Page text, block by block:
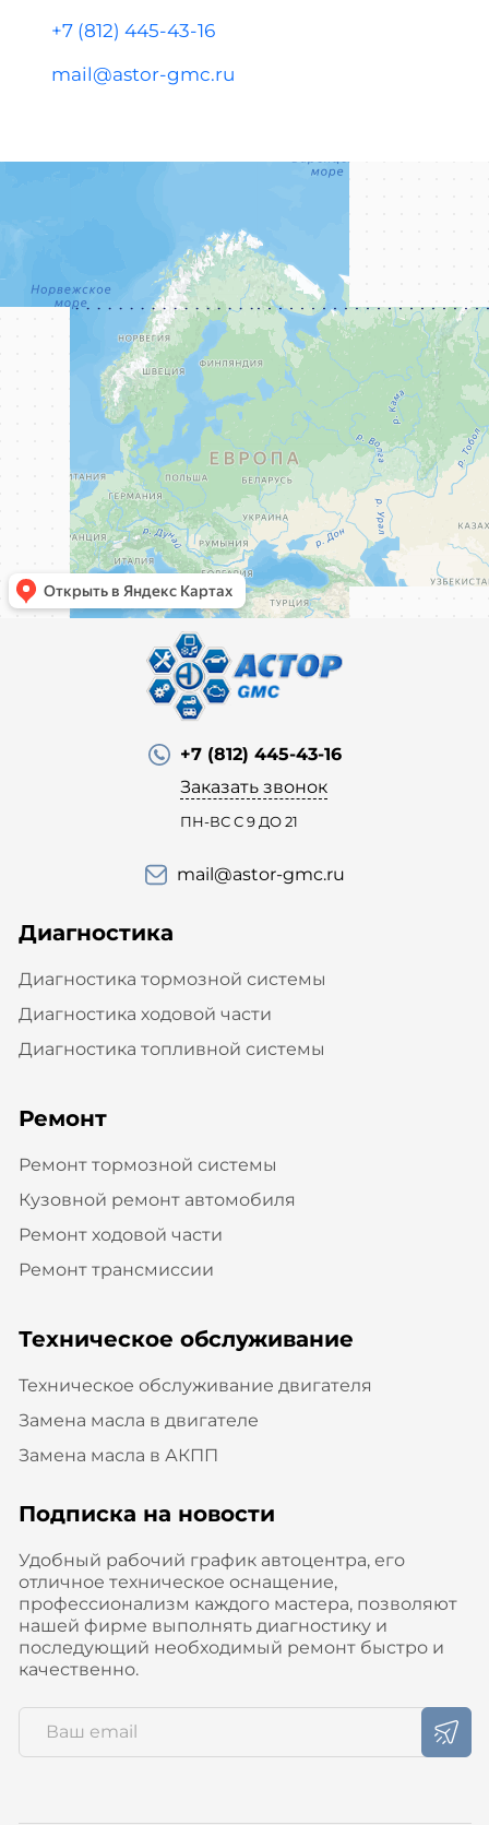
+7 (812) 445-43-16
mail@astor-gmc.ru
+7 (812) 445-43-16
Заказать звонок
ПН-ВС С 9 ДО 21
mail@astor-gmc.ru
Диагностика
Диагностика тормозной системы
Диагностика ходовой части
Диагностика топливной системы
Ремонт
Ремонт тормозной системы
Кузовной ремонт автомобиля
Ремонт ходовой части
Ремонт трансмиссии
Техническое обслуживание
Техническое обслуживание двигателя
Замена масла в двигателе
Замена масла в АКПП
Подписка на новости
Удобный рабочий график автоцентра, его
отличное техническое оснащение,
профессионализм каждого мастера, позволяют
нашей фирме выполнять диагностику и
последующий необходимый ремонт быстро и
качественно.